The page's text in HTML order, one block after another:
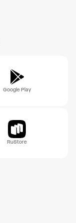
Google Play
RuStore